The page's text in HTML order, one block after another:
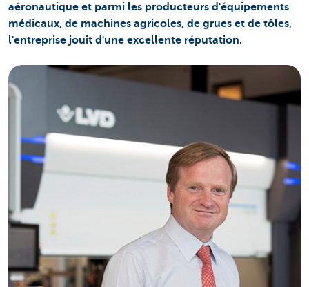
aéronautique et parmi les producteurs d'équipements
médicaux, de machines agricoles, de grues et de tôles,
l'entreprise jouit d'une excellente réputation.